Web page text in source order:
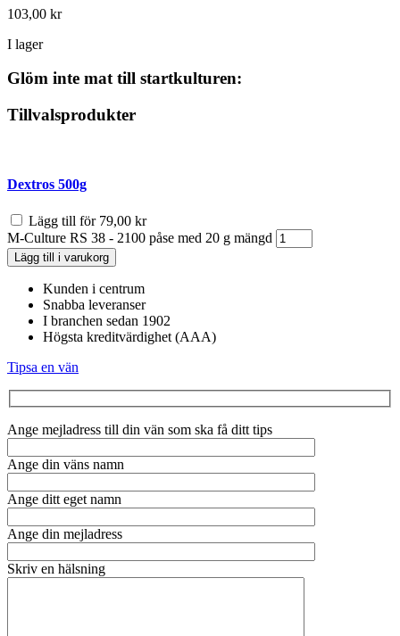
103,00 kr
I lager
Glöm inte mat till startkulturen:
Tillvalsprodukter
Dextros 500g
Lägg till för 79,00 kr
M-Culture RS 38 - 2100 påse med 20 g mängd
Lägg till i varukorg
Kunden i centrum
Snabba leveranser
I branchen sedan 1902
Högsta kreditvärdighet (AAA)
Tipsa en vän
Ange mejladress till din vän som ska få ditt tips
Ange din väns namn
Ange ditt eget namn
Ange din mejladress
Skriv en hälsning